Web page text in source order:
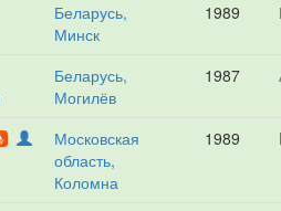
Беларусь,
Минск
1989
Беларусь,
Могилёв
1987
Московская
область,
Коломна
1989